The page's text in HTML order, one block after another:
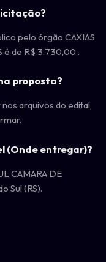
pelo órgão CAXIAS
é de R$ 3.730,00 .
proposta?
arquivos do edital,
(Onde entregar)?
CAMARA DE
Sul (RS).